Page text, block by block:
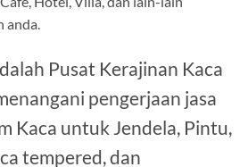
anda.
Pusat Kerajinan Kaca
pengerjaan jasa
Kaca untuk Jendela, Pintu,
tempered, dan